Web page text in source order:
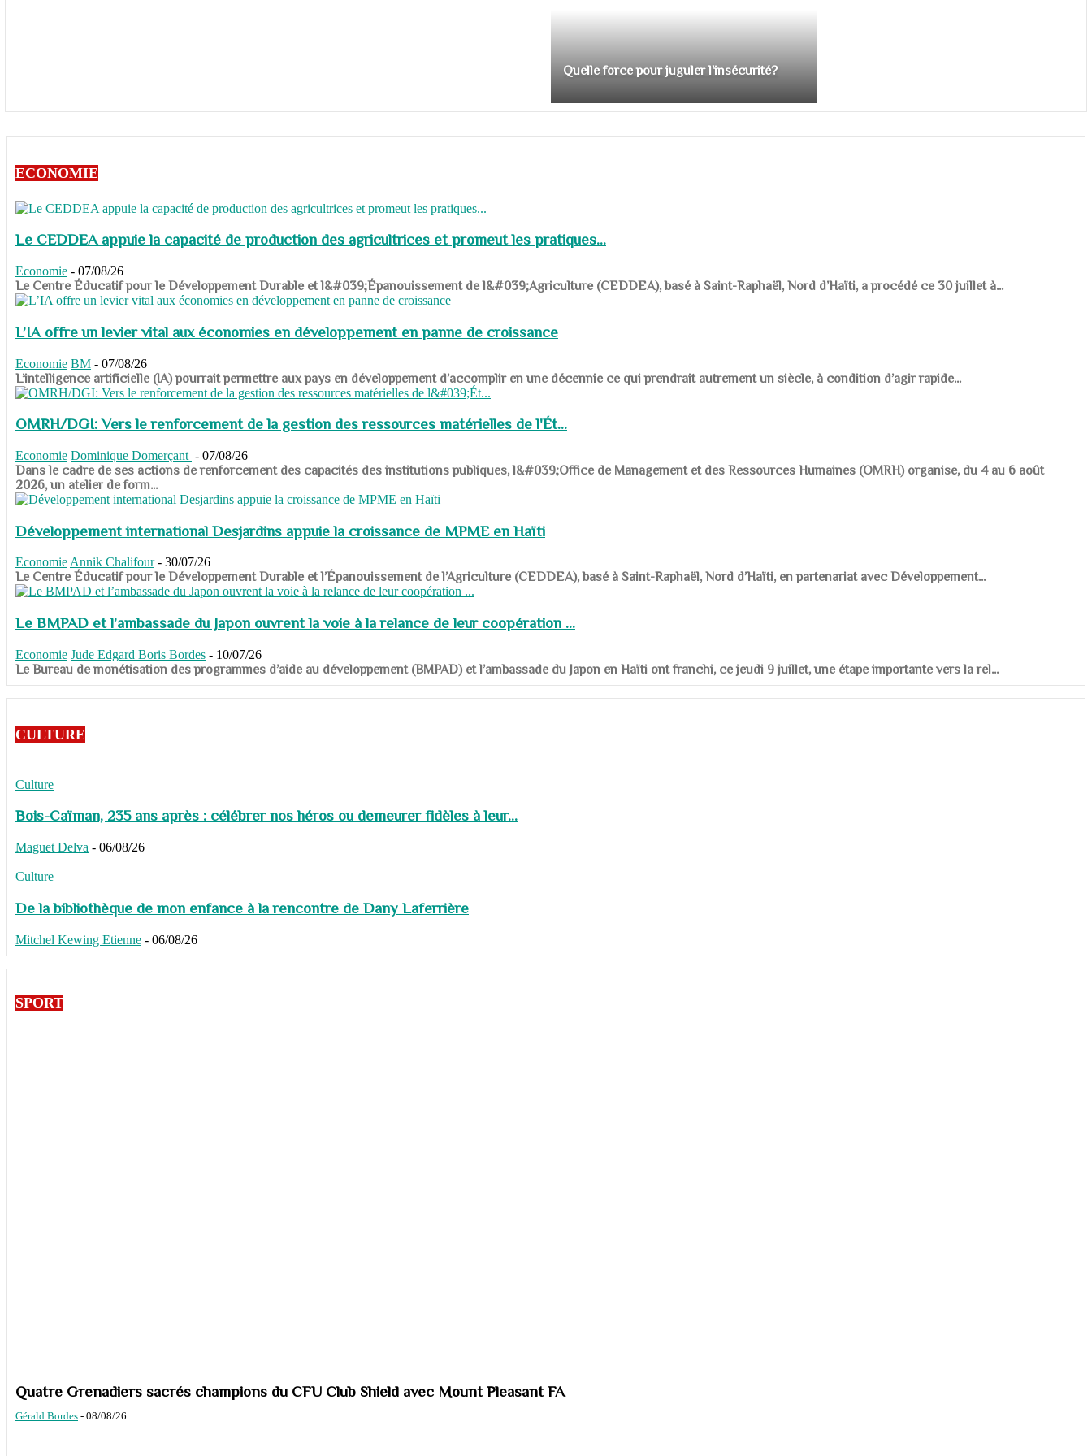
Quelle force pour juguler l'insécurité?
ECONOMIE
Le CEDDEA appuie la capacité de production des agricultrices et promeut les pratiques...
Economie - 07/08/26
​​​​​​​Le Centre Éducatif pour le Développement Durable et l&#039;Épanouissement de l&#039;Agriculture (CEDDEA), basé à Saint-Raphaël, Nord d’Haïti, a procédé ce 30 juillet à...
L’IA offre un levier vital aux économies en développement en panne de croissance
Economie BM - 07/08/26
​​​​​​​L’intelligence artificielle (IA) pourrait permettre aux pays en développement d’accomplir en une décennie ce qui prendrait autrement un siècle, à condition d’agir rapide...
OMRH/DGI: Vers le renforcement de la gestion des ressources matérielles de l'Ét...
Economie Dominique Domerçant - 07/08/26
Dans le cadre de ses actions de renforcement des capacités des institutions publiques, l&#039;Office de Management et des Ressources Humaines (OMRH) organise, du 4 au 6 août
2026, un atelier de form...
Développement international Desjardins appuie la croissance de MPME en Haïti
Economie Annik Chalifour - 30/07/26
​​​​​​​Le Centre Éducatif pour le Développement Durable et l’Épanouissement de l’Agriculture (CEDDEA), basé à Saint-Raphaël, Nord d’Haïti, en partenariat avec Développement...
Le BMPAD et l’ambassade du Japon ouvrent la voie à la relance de leur coopération ...
Economie Jude Edgard Boris Bordes - 10/07/26
​​​​​​​Le Bureau de monétisation des programmes d’aide au développement (BMPAD) et l’ambassade du Japon en Haïti ont franchi, ce jeudi 9 juillet, une étape importante vers la rel...
CULTURE
Culture
Bois-Caïman, 235 ans après : célébrer nos héros ou demeurer fidèles à leur...
Maguet Delva - 06/08/26
Culture
De la bibliothèque de mon enfance à la rencontre de Dany Laferrière
Mitchel Kewing Etienne - 06/08/26
SPORT
Quatre Grenadiers sacrés champions du CFU Club Shield avec Mount Pleasant FA
Gérald Bordes - 08/08/26